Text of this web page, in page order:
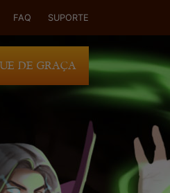
FAQ SUPORTE
DE GRAÇA